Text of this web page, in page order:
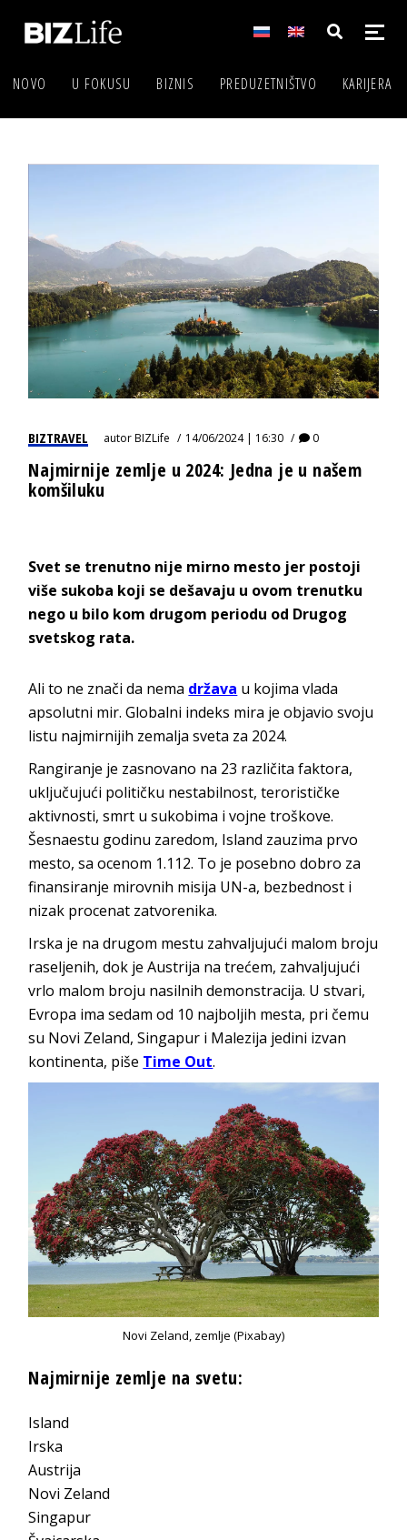
NOVO U FOKUSU BIZNIS PREDUZETNIŠTVO KARIJERA
BIZTRAVEL autorBIZLife 14/06/2024 | 16:30 0
Najmirnije zemlje u 2024: Jedna je u našem
komšiluku
Svet se trenutno nije mirno mesto jer postoji
više sukoba koji se dešavaju u ovom trenutku
nego u bilo kom drugom periodu od Drugog
svetskog rata.
Ali to ne znači da nema država u kojima vlada
apsolutni mir. Globalni indeks mira je objavio svoju
listu najmirnijih zemalja sveta za 2024.
Rangiranje je zasnovano na 23 različita faktora,
uključujući političku nestabilnost, terorističke
aktivnosti, smrt u sukobima i vojne troškove.
Šesnaestu godinu zaredom, Island zauzima prvo
mesto, sa ocenom 1.112. To je posebno dobro za
finansiranje mirovnih misija UN-a, bezbednost i
nizak procenat zatvorenika.
Irska je na drugom mestu zahvaljujući malom broju
raseljenih, dok je Austrija na trećem, zahvaljujući
vrlo malom broju nasilnih demonstracija. U stvari,
Evropa ima sedam od 10 najboljih mesta, pri čemu
su Novi Zeland, Singapur i Malezija jedini izvan
kontinenta, piše Time Out.
Novi Zeland, zemlje (Pixabay)
Najmirnije zemlje na svetu:
Island
Irska
Austrija
Novi Zeland
Singapur